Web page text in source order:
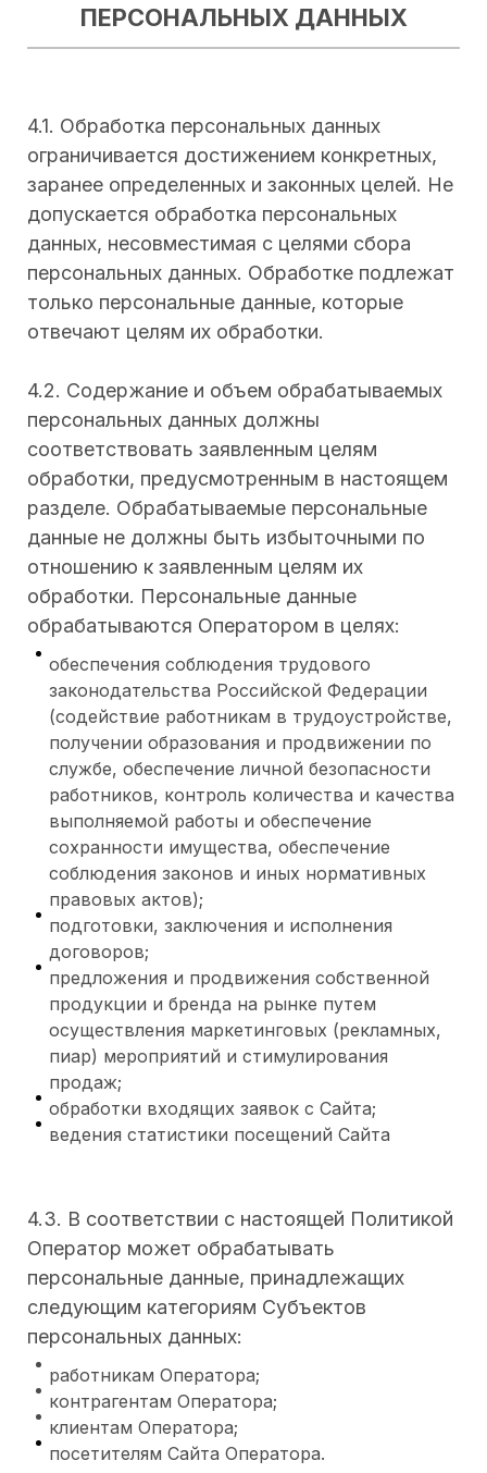
ПЕРСОНАЛЬНЫХ ДАННЫХ
4.1. Обработка персональных данных
ограничивается достижением конкретных,
заранее определенных и законных целей. Не
допускается обработка персональных
данных, несовместимая с целями сбора
персональных данных. Обработке подлежат
только персональные данные, которые
отвечают целям их обработки.
4.2. Содержание и объем обрабатываемых
персональных данных должны
соответствовать заявленным целям
обработки, предусмотренным в настоящем
разделе. Обрабатываемые персональные
данные не должны быть избыточными по
отношению к заявленным целям их
обработки. Персональные данные
обрабатываются Оператором в целях:
обеспечения соблюдения трудового
законодательства Российской Федерации
(содействие работникам в трудоустройстве,
получении образования и продвижении по
службе, обеспечение личной безопасности
работников, контроль количества и качества
выполняемой работы и обеспечение
сохранности имущества, обеспечение
соблюдения законов и иных нормативных
правовых актов);
подготовки, заключения и исполнения
договоров;
предложения и продвижения собственной
продукции и бренда на рынке путем
осуществления маркетинговых (рекламных,
пиар) мероприятий и стимулирования
продаж;
обработки входящих заявок с Сайта;
ведения статистики посещений Сайта
4.3. В соответствии с настоящей Политикой
Оператор может обрабатывать
персональные данные, принадлежащих
следующим категориям Субъектов
персональных данных:
работникам Оператора;
контрагентам Оператора;
клиентам Оператора;
посетителям Сайта Оператора.